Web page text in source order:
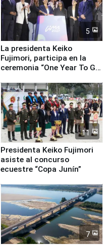
5
La presidenta Keiko
Fujimori, participa en la
ceremonia “One Year To Go
11
Presidenta Keiko Fujimori
asiste al concurso
ecuestre “Copa Junín”
7